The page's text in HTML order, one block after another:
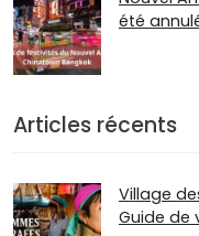
été
Articles récents
Village
Guide de